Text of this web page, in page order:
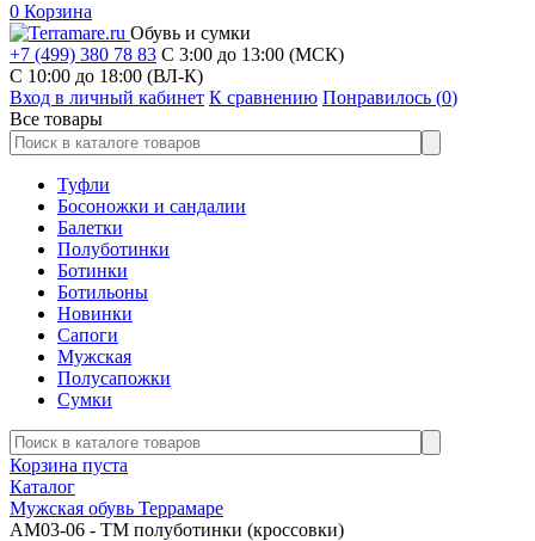
0 Корзина
Обувь и сумки
+7 (499) 380 78 83 С 3:00 до 13:00 (МСК)
C 10:00 до 18:00 (ВЛ-К)
Вход в личный кабинет К сравнению Понравилось (0)
Все товары
Туфли
Босоножки и сандалии
Балетки
Полуботинки
Ботинки
Ботильоны
Новинки
Сапоги
Мужская
Полусапожки
Сумки
Корзина пуста
Каталог
Мужская обувь Террамаре
АМ03-06 - ТМ полуботинки (кроссовки)